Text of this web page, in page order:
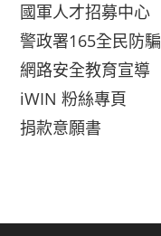
國軍人才招募中心
警政署165全民防騙
網路安全教育宣導
iWIN 粉絲專頁
捐款意願書